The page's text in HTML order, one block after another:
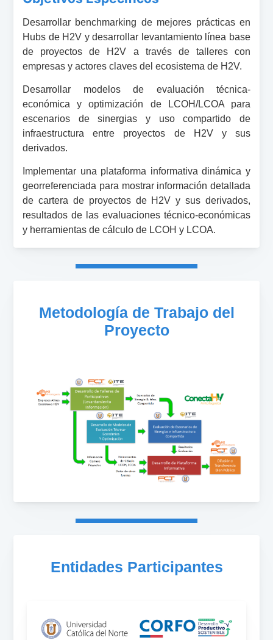
Desarrollar benchmarking de mejores prácticas en
Hubs de H2V y desarrollar levantamiento línea base
de proyectos de H2V a través de talleres con
empresas y actores claves del ecosistema de H2V.
Desarrollar modelos de evaluación técnica-
económica y optimización de LCOH/LCOA para
escenarios de sinergias y uso compartido de
infraestructura entre proyectos de H2V y sus
derivados.
Implementar una plataforma informativa dinámica y
georreferenciada para mostrar información detallada
de cartera de proyectos de H2V y sus derivados,
resultados de las evaluaciones técnico-económicas
y herramientas de cálculo de LCOH y LCOA.
Metodología de Trabajo del
Proyecto
Entidades Participantes